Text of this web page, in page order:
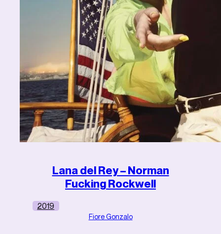
Lana del Rey – Norman
Fucking Rockwell
2019
Fiore Gonzalo